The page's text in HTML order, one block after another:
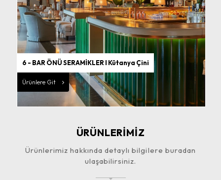
6 - BAR ÖNÜ SERAMİKLER I Kütanya Çini
Ürünlere Git
ÜRÜNLERİMİZ
Ürünlerimiz hakkında detaylı bilgilere buradan
ulaşabilirsiniz.